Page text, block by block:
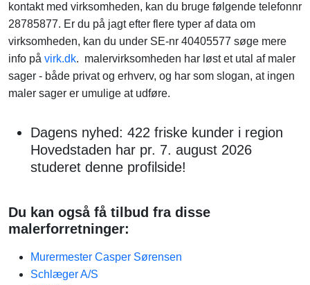
kontakt med virksomheden, kan du bruge følgende telefonnr
28785877. Er du på jagt efter flere typer af data om
virksomheden, kan du under SE-nr 40405577 søge mere
info på virk.dk. malervirksomheden har løst et utal af maler
sager - både privat og erhverv, og har som slogan, at ingen
maler sager er umulige at udføre.
Dagens nyhed: 422 friske kunder i region
Hovedstaden har pr. 7. august 2026
studeret denne profilside!
Du kan også få tilbud fra disse
malerforretninger:
Murermester Casper Sørensen
Schlæger A/S